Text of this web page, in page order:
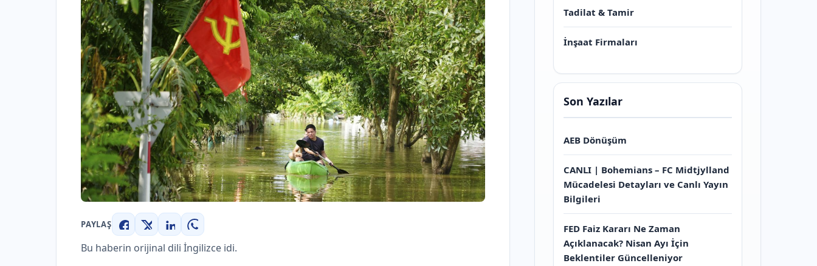
PAYLAŞ
Facebook
X LinkedInWhatsApp
Bu haberin orijinal dili İngilizce idi.
Tadilat & Tamir
İnşaat Firmaları
Son Yazılar
AEB Dönüşüm
CANLI | Bohemians – FC Midtjylland
Mücadelesi Detayları ve Canlı Yayın
Bilgileri
FED Faiz Kararı Ne Zaman
Açıklanacak? Nisan Ayı İçin
Beklentiler Güncelleniyor